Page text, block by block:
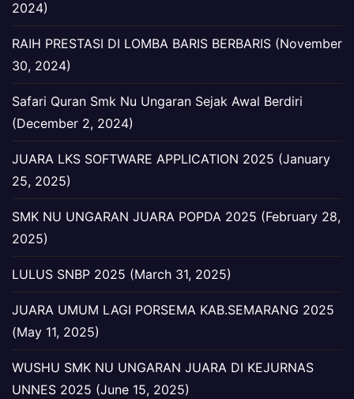
2024)
RAIH PRESTASI DI LOMBA BARIS BERBARIS (November
30, 2024)
Safari Quran Smk Nu Ungaran Sejak Awal Berdiri
(December 2, 2024)
JUARA LKS SOFTWARE APPLICATION 2025 (January
25, 2025)
SMK NU UNGARAN JUARA POPDA 2025 (February 28,
2025)
LULUS SNBP 2025 (March 31, 2025)
JUARA UMUM LAGI PORSEMA KAB.SEMARANG 2025
(May 11, 2025)
WUSHU SMK NU UNGARAN JUARA DI KEJURNAS
UNNES 2025 (June 15, 2025)